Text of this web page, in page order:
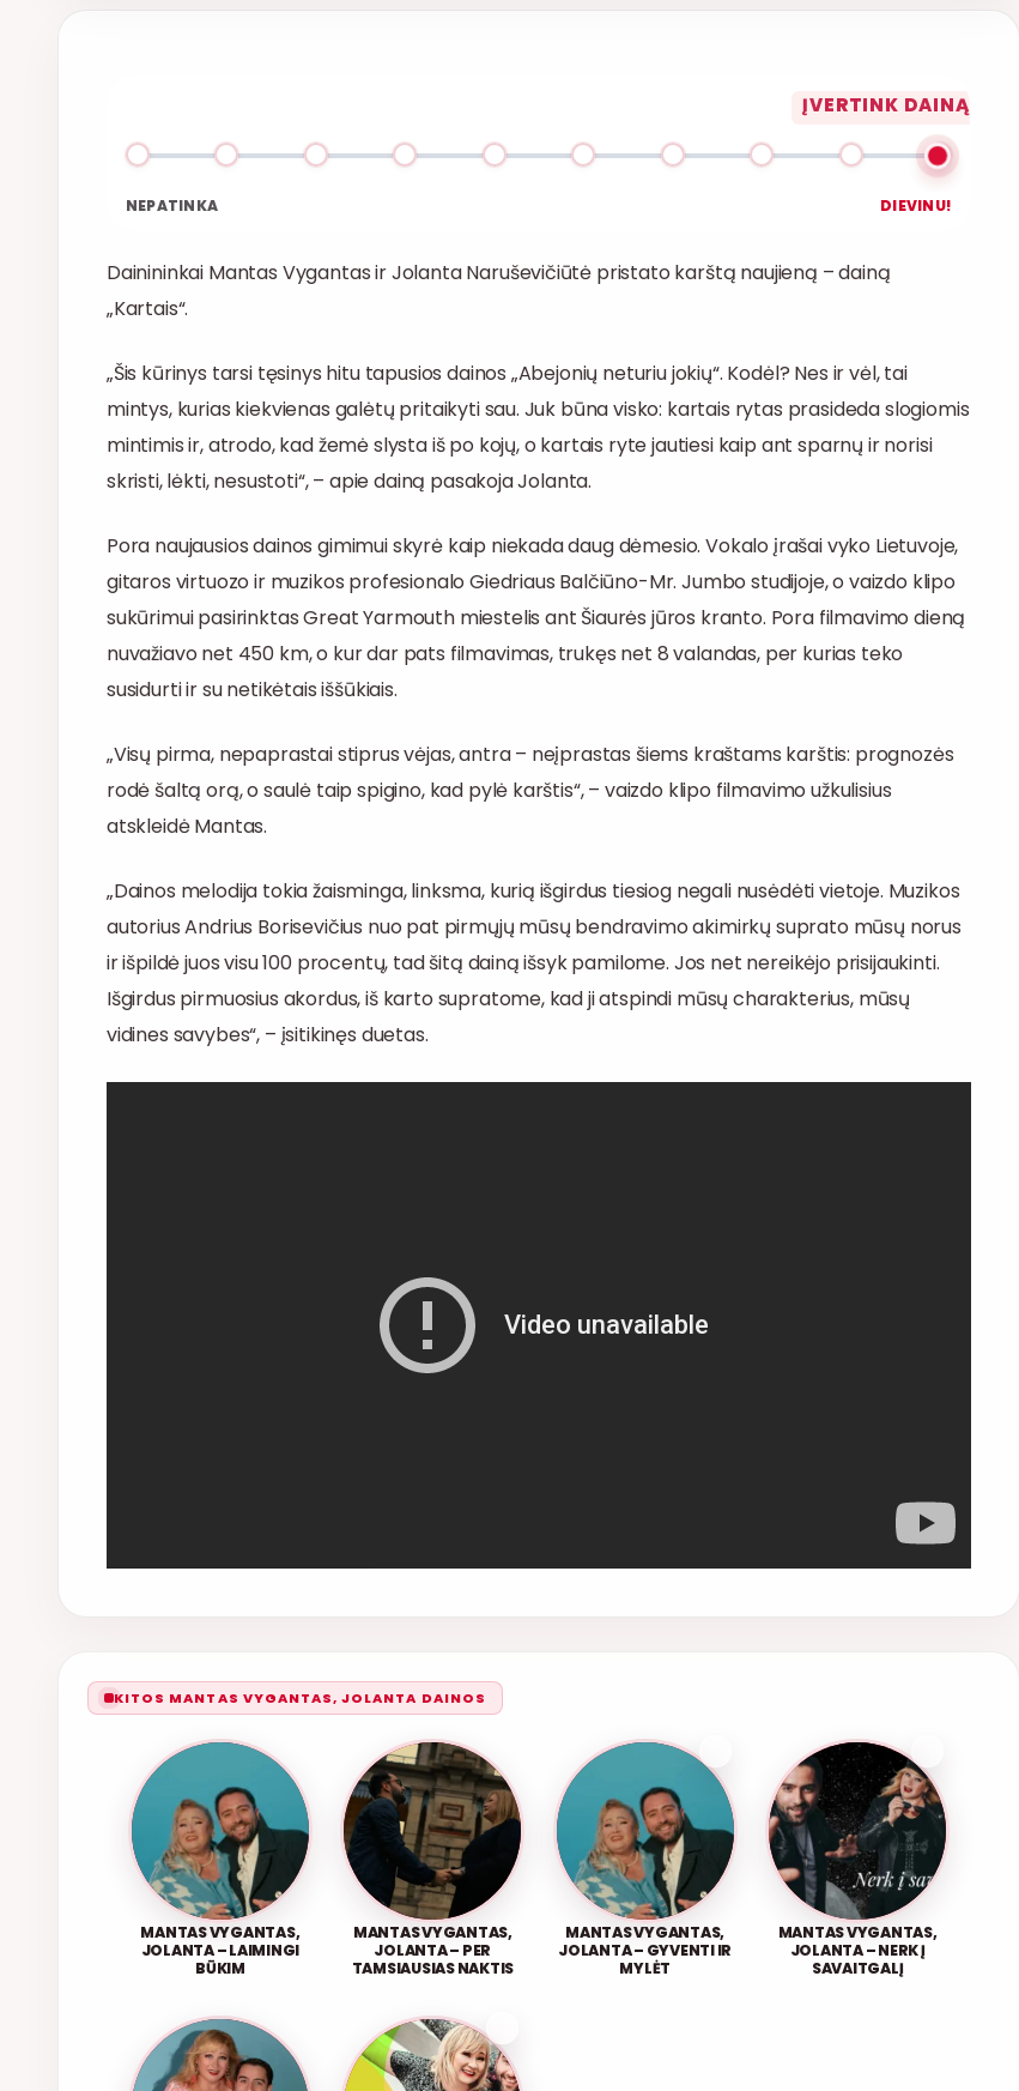
ĮVERTINK DAINĄ
NEPATINKA DIEVINU!
Dainininkai Mantas Vygantas ir Jolanta Naruševičiūtė pristato karštą naujieną – dainą
„Kartais“.
„Šis kūrinys tarsi tęsinys hitu tapusios dainos „Abejonių neturiu jokių“. Kodėl? Nes ir vėl, tai
mintys, kurias kiekvienas galėtų pritaikyti sau. Juk būna visko: kartais rytas prasideda slogiomis
mintimis ir, atrodo, kad žemė slysta iš po kojų, o kartais ryte jautiesi kaip ant sparnų ir norisi
skristi, lėkti, nesustoti“, – apie dainą pasakoja Jolanta.
Pora naujausios dainos gimimui skyrė kaip niekada daug dėmesio. Vokalo įrašai vyko Lietuvoje,
gitaros virtuozo ir muzikos profesionalo Giedriaus Balčiūno-Mr. Jumbo studijoje, o vaizdo klipo
sukūrimui pasirinktas Great Yarmouth miestelis ant Šiaurės jūros kranto. Pora filmavimo dieną
nuvažiavo net 450 km, o kur dar pats filmavimas, trukęs net 8 valandas, per kurias teko
susidurti ir su netikėtais iššūkiais.
„Visų pirma, nepaprastai stiprus vėjas, antra – neįprastas šiems kraštams karštis: prognozės
rodė šaltą orą, o saulė taip spigino, kad pylė karštis“, – vaizdo klipo filmavimo užkulisius
atskleidė Mantas.
„Dainos melodija tokia žaisminga, linksma, kurią išgirdus tiesiog negali nusėdėti vietoje. Muzikos
autorius Andrius Borisevičius nuo pat pirmųjų mūsų bendravimo akimirkų suprato mūsų norus
ir išpildė juos visu 100 procentų, tad šitą dainą išsyk pamilome. Jos net nereikėjo prisijaukinti.
Išgirdus pirmuosius akordus, iš karto supratome, kad ji atspindi mūsų charakterius, mūsų
vidines savybes“, – įsitikinęs duetas.
KITOS MANTAS VYGANTAS, JOLANTA DAINOS
MANTAS VYGANTAS,
JOLANTA – LAIMINGI
BŪKIM
MANTAS VYGANTAS,
JOLANTA – PER
TAMSIAUSIAS NAKTIS
MANTAS VYGANTAS,
JOLANTA – GYVENTI IR
MYLĖT
MANTAS VYGANTAS,
JOLANTA – NERK Į
SAVAITGALĮ